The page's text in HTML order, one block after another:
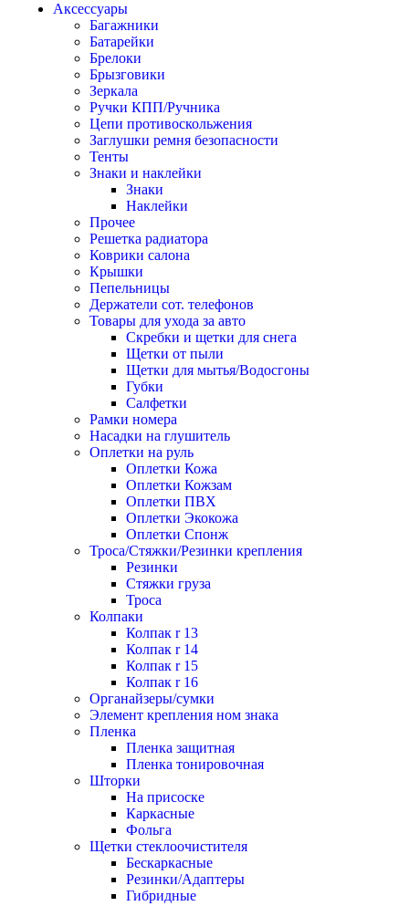
Аксессуары
Багажники
Батарейки
Брелоки
Брызговики
Зеркала
Ручки КПП/Ручника
Цепи противоскольжения
Заглушки ремня безопасности
Тенты
Знаки и наклейки
Знаки
Наклейки
Прочее
Решетка радиатора
Коврики салона
Крышки
Пепельницы
Держатели сот. телефонов
Товары для ухода за авто
Скребки и щетки для снега
Щетки от пыли
Щетки для мытья/Водосгоны
Губки
Салфетки
Рамки номера
Насадки на глушитель
Оплетки на руль
Оплетки Кожа
Оплетки Кожзам
Оплетки ПВХ
Оплетки Экокожа
Оплетки Спонж
Троса/Стяжки/Резинки крепления
Резинки
Стяжки груза
Троса
Колпаки
Колпак r 13
Колпак r 14
Колпак r 15
Колпак r 16
Органайзеры/сумки
Элемент крепления ном знака
Пленка
Пленка защитная
Пленка тонировочная
Шторки
На присоске
Каркасные
Фольга
Щетки стеклоочистителя
Бескаркасные
Резинки/Адаптеры
Гибридные